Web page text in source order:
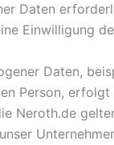
Daten
Einwilligung
Daten,
Person,
Neroth.de